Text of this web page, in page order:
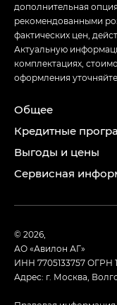
дополнительная
рекомендованными
фактических цен,
Актуальную
комплектациях,
оформления
Общее
Кредитные
Выгоды и цены
Сервисная
© 2026,
АО «Авилон АГ»
ИНН 7705133757ОГРН
Адрес: г. Москва,